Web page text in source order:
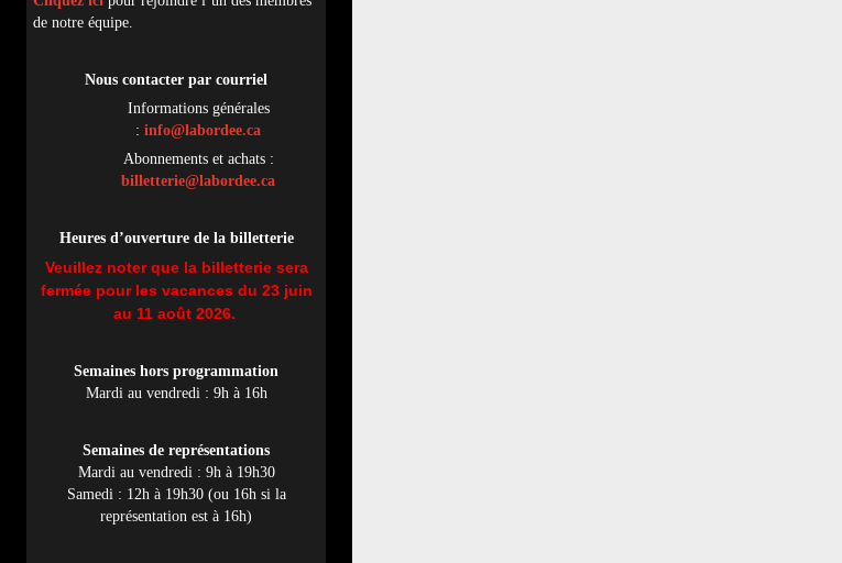
de notre équipe.
Nous contacter par courriel
Informations générales
: info@labordee.ca
Abonnements et achats :
billetterie@labordee.ca
Heures d’ouverture de la billetterie
Veuillez noter que la billetterie sera
fermée pour les vacances du 23 juin
au 11 août 2026.
Semaines hors programmation
Mardi au vendredi : 9h à 16h
Semaines de représentations
Mardi au vendredi : 9h à 19h30
Samedi : 12h à 19h30 (ou 16h si la
représentation est à 16h)